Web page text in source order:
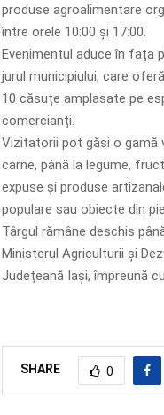
produse agroalimentare
între orele 10:00 și 17:00.
Evenimentul aduce în fața
jurul municipiului, care
10 căsuțe amplasate pe
comercianți.
Vizitatorii pot găsi o gamă
carne, până la legume,
expuse și produse
populare sau obiecte din
Târgul rămâne deschis
Ministerul Agriculturii și
Județeană Iași, împreună
SHARE 0